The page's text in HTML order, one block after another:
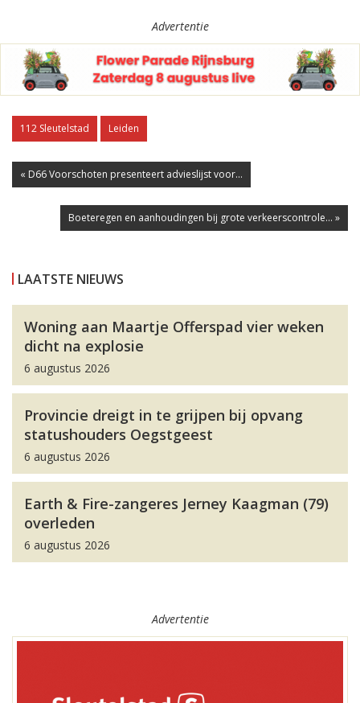
Advertentie
112 Sleutelstad Leiden
« D66 Voorschoten presenteert advieslijst voor...
Boeteregen en aanhoudingen bij grote verkeerscontrole... »
LAATSTE NIEUWS
Woning aan Maartje Offerspad vier weken
dicht na explosie
6 augustus 2026
Provincie dreigt in te grijpen bij opvang
statushouders Oegstgeest
6 augustus 2026
Earth & Fire-zangeres Jerney Kaagman (79)
overleden
6 augustus 2026
Advertentie